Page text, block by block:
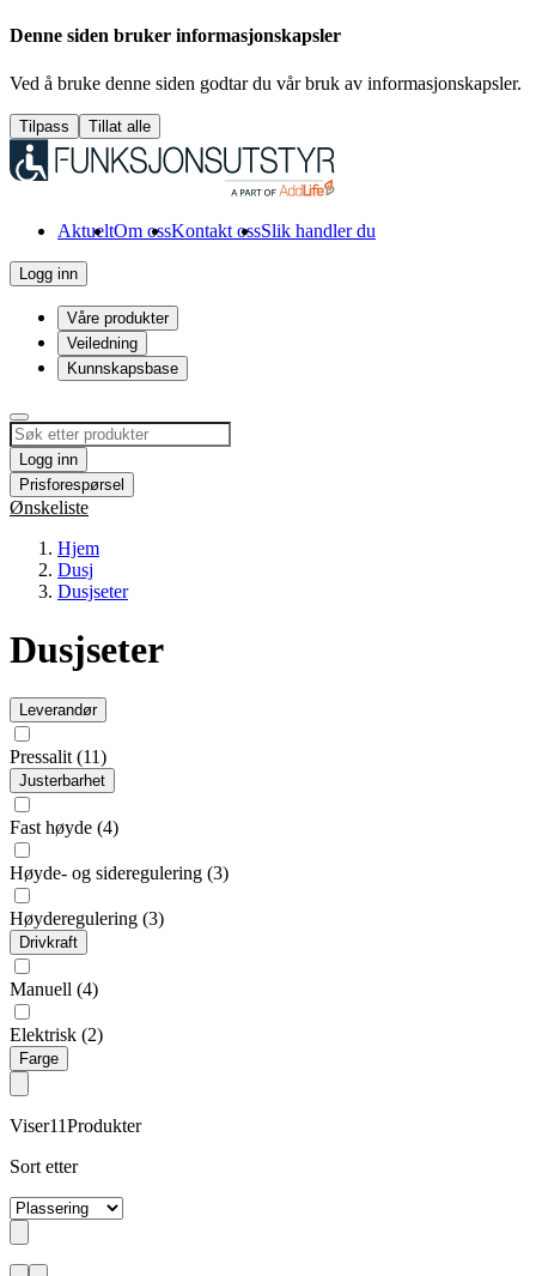
Denne siden bruker informasjonskapsler
Ved å bruke denne siden godtar du vår bruk av informasjonskapsler.
Tilpass Tillat alle
AktueltOm ossKontakt ossSlik handler du
Logg inn
Våre produkter
Veiledning
Kunnskapsbase
Logg inn
Prisforespørsel
Ønskeliste
Hjem
Dusj
Dusjseter
Dusjseter
Leverandør
Pressalit(11)
Justerbarhet
Fast høyde (4)
Høyde- og sideregulering (3)
Høyderegulering (3)
Drivkraft
Manuell (4)
Elektrisk (2)
Farge
Viser11Produkter
Sort etter